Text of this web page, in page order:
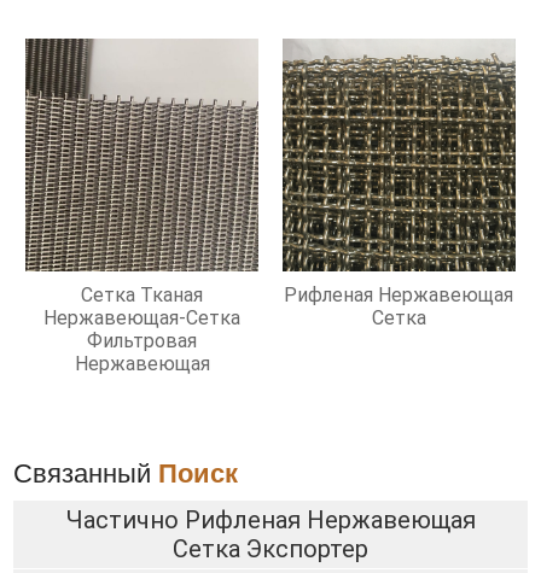
Сетка Тканая
Нержавеющая-Сетка
Фильтровая
Нержавеющая
Рифленая Нержавеющая
Сетка
Связанный Поиск
Частично Рифленая Нержавеющая
Сетка Экспортер